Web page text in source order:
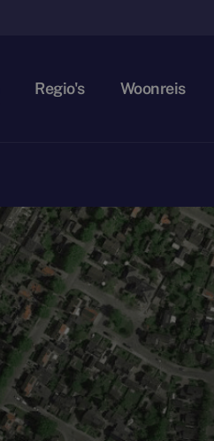
Regio's Woonreis